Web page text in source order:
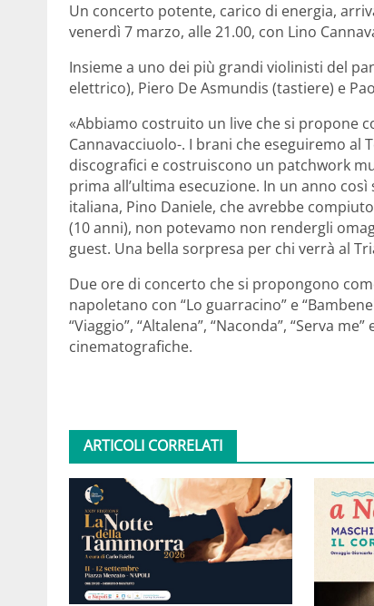
Un concerto potente, carico di energia,
venerdì 7 marzo, alle 21.00, con Lino
Insieme a uno dei più grandi violinisti del
elettrico), Piero De Asmundis (tastiere) e
«Abbiamo costruito un live che si propone
Cannavacciuolo-. I brani che eseguiremo
discografici e costruiscono un patchwork
prima all’ultima esecuzione. In un anno
italiana, Pino Daniele, che avrebbe
(10 anni), non potevamo non rendergli
guest. Una bella sorpresa per chi verrà al
Due ore di concerto che si propongono
napoletano con “Lo guarracino” e
“Viaggio”, “Altalena”, “Naconda”, “Serva
cinematografiche.
ARTICOLI CORRELATI